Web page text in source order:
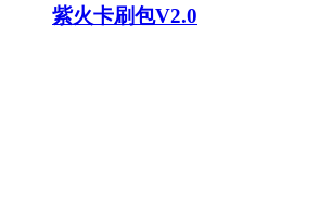
紫火卡刷包V2.0